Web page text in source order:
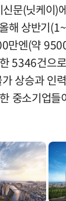
문(닛케이)
해 상반기
만엔(약
5346건으
상승과 인
중소기업